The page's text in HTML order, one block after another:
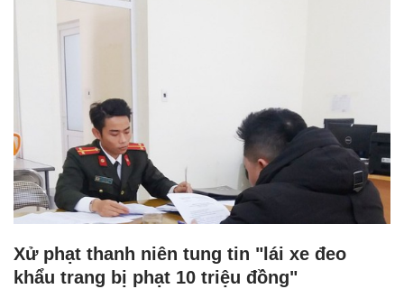
Xử phạt thanh niên tung tin "lái xe đeo
khẩu trang bị phạt 10 triệu đồng"